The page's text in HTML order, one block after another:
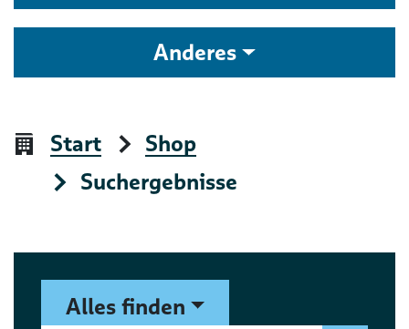
Anderes
Start
Shop
Suchergebnisse
Suchformular
Alles finden
Suchbegriff